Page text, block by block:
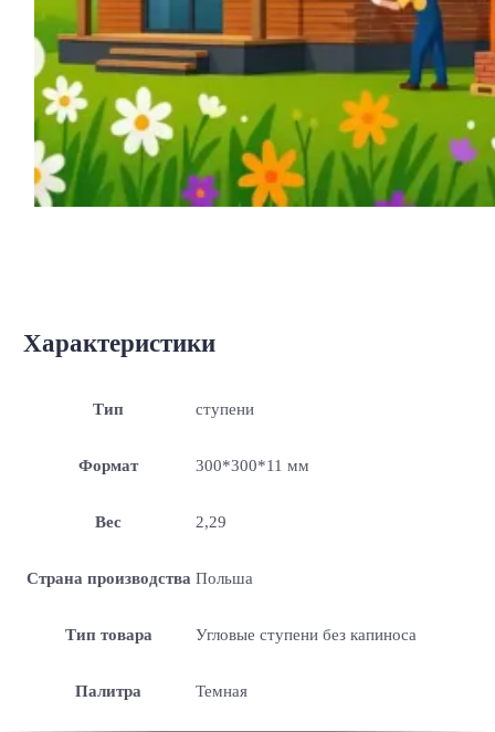
Характеристики
Тип ступени
Формат 300*300*11 мм
Вес 2,29
Страна производства Польша
Тип товара Угловые ступени без капиноса
Палитра Темная